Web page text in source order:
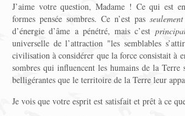
J’aime votre question, Madame ! Ce qui est
formes pensée sombres. Ce n’est pas seulement
d’énergie d’âme a pénétré, mais c’est
universelle de l’attraction "les semblables
civilisation à considérer que la force consistait à
sombres qui influencent les humains de la
belligérantes que le territoire de la Terre leur
Je vois que votre esprit est satisfait et prêt à ce